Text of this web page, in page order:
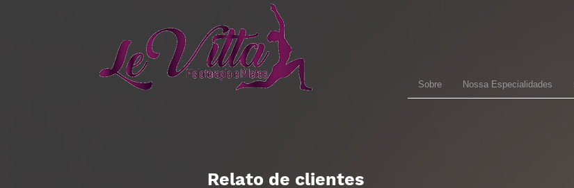
Sobre Nossa Especialidades
Relato de clientes